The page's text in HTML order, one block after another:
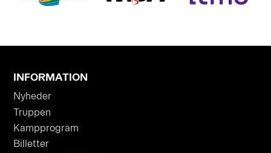
INFORMATION
Nyheder
Truppen
Kampprogram
Billetter